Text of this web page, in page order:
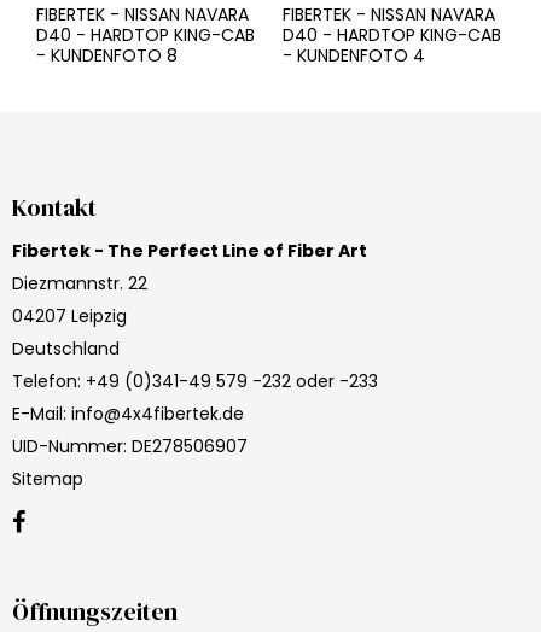
FIBERTEK - NISSAN NAVARA
D40 - HARDTOP KING-CAB
- KUNDENFOTO 8
FIBERTEK - NISSAN NAVARA
D40 - HARDTOP KING-CAB
- KUNDENFOTO 4
Kontakt
Fibertek - The Perfect Line of Fiber Art
Diezmannstr. 22
04207 Leipzig
Deutschland
Telefon: +49 (0)341-49 579 -232 oder -233
E-Mail: info@4x4fibertek.de
UID-Nummer: DE278506907
Sitemap
Öffnungszeiten